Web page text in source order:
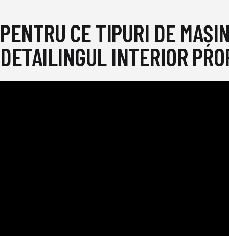
PENTRU CE TIPURI DE
DETAILINGUL INTERIOR